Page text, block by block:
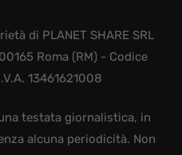
di PLANET SHARE SRL
Roma (RM) - Codice
13461621008
testata giornalistica, in
alcuna periodicità. Non